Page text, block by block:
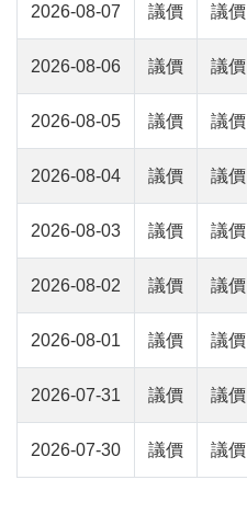
2026-08-07 議價 議價
2026-08-06 議價 議價
2026-08-05 議價 議價
2026-08-04 議價 議價
2026-08-03 議價 議價
2026-08-02 議價 議價
2026-08-01 議價 議價
2026-07-31 議價 議價
2026-07-30 議價 議價